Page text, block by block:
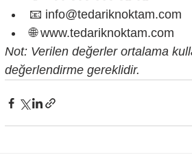
📧 info@tedariknoktam.com
🌐 www.tedariknoktam.com
Not: Verilen değerler ortalama
değerlendirme gereklidir.